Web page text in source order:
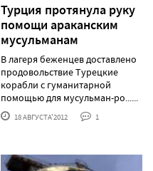
Турция протянула руку
помощи араканским
мусульманам
В лагеря беженцев доставлено
продовольствие Турецкие
корабли с гуманитарной
помощью для мусульман-ро......
18 АВГУСТА'2012 1